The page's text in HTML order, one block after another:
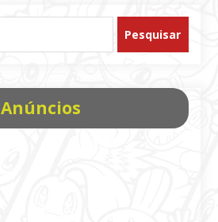
Anúncios